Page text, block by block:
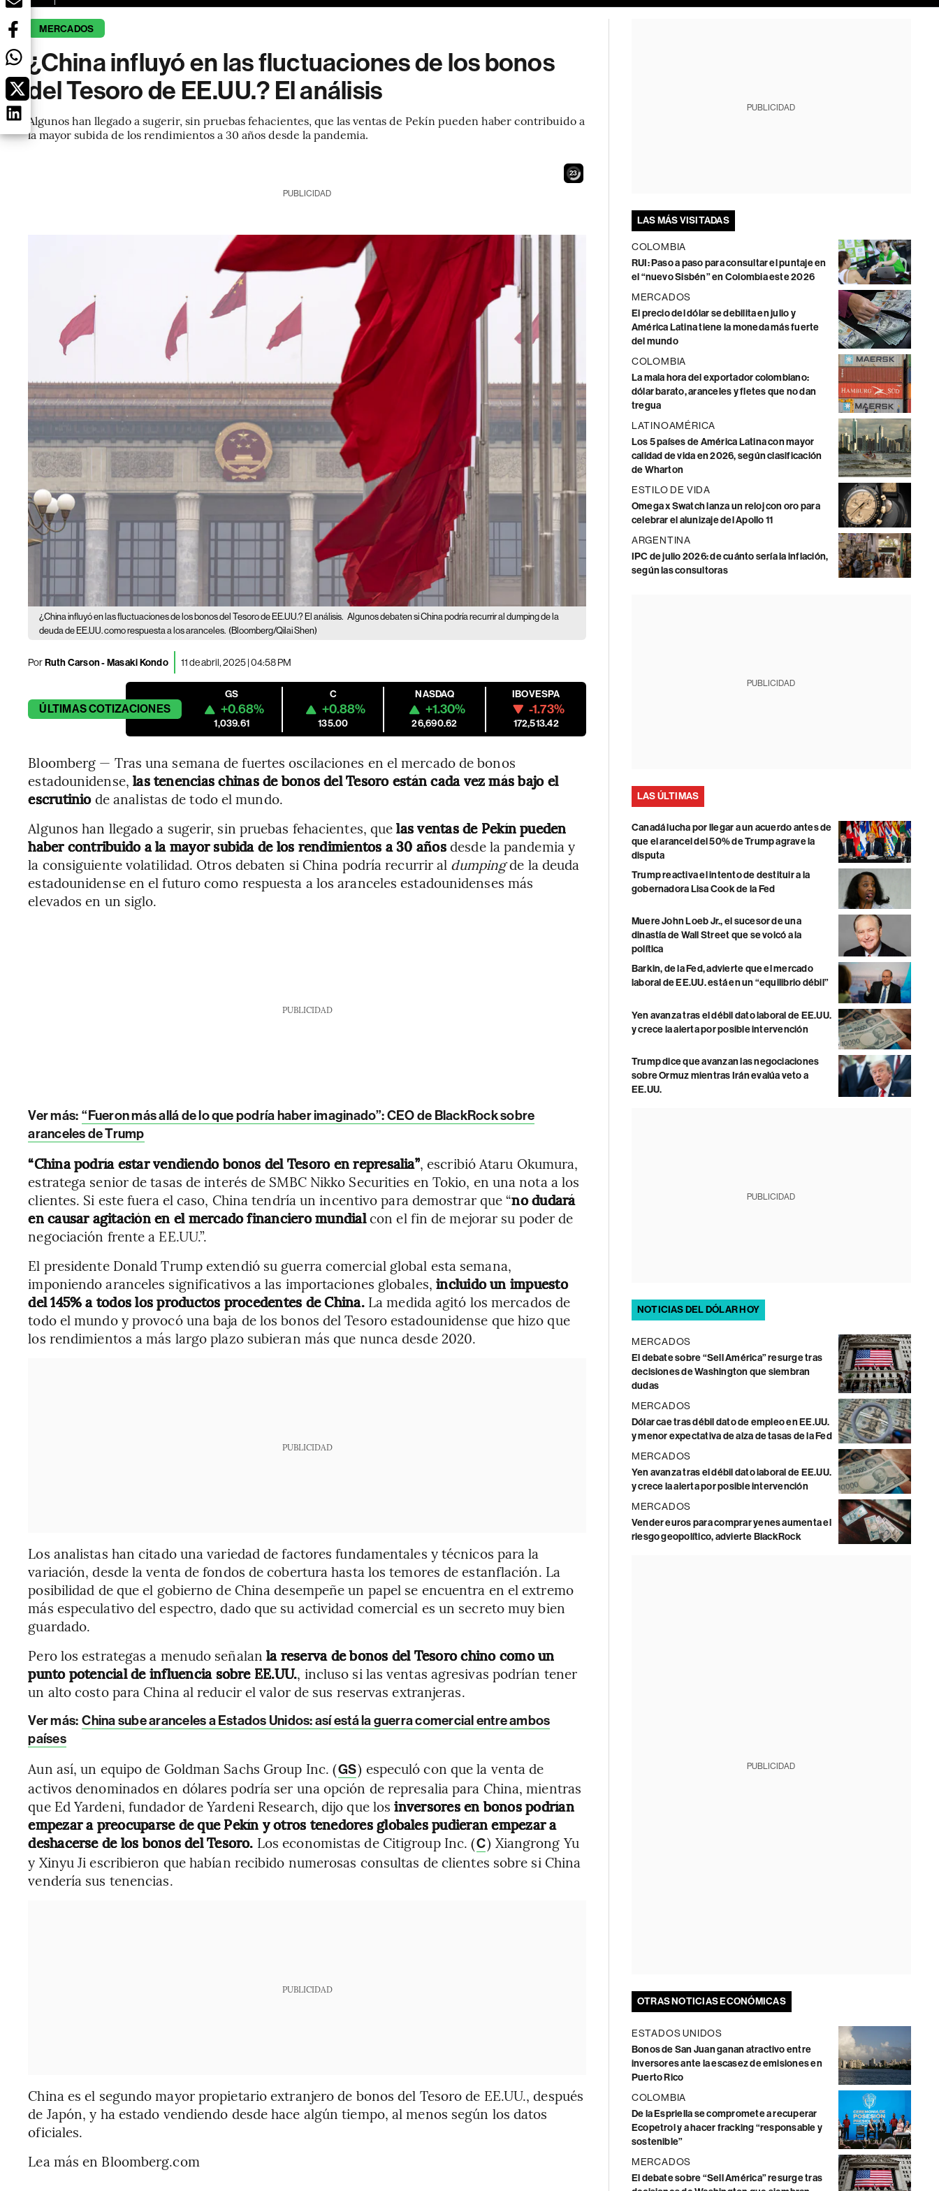
MERCADOS
¿China influyó en las fluctuaciones de los bonos
del Tesoro de EE.UU.? El análisis
Algunos han llegado a sugerir, sin pruebas fehacientes, que las ventas de Pekín pueden haber contribuido a
la mayor subida de los rendimientos a 30 años desde la pandemia.
21
PUBLICIDAD
¿China influyó en las fluctuaciones de los bonos del Tesoro de EE.UU.? El análisis. Algunos debaten si China podría recurrir al dumping de la
deuda de EE.UU. como respuesta a los aranceles. (Bloomberg/Qilai Shen)
PorRuth Carson - Masaki Kondo 11 de abril, 2025 | 04:58 PM
ÚLTIMASCOTIZACIONES
GS
+0.68%
1,039.61
C
+0.88%
135.00
NASDAQ
+1.30%
26,690.62
IBOVESPA
-1.73%
172,513.42
Bloomberg — Tras una semana de fuertes oscilaciones en el mercado de bonos
estadounidense, las tenencias chinas de bonos del Tesoro están cada vez más bajo el
escrutiniode analistas de todo el mundo.
Algunos han llegado a sugerir, sin pruebas fehacientes, quelas ventas de Pekín pueden
haber contribuido a la mayor subida de los rendimientos a 30 añosdesde la pandemia y
la consiguiente volatilidad. Otros debaten si China podría recurrir al dumpingde la deuda
estadounidense en el futuro como respuesta a los aranceles estadounidenses más
elevados en un siglo.
PUBLICIDAD
Ver más: “Fueron más allá de lo que podría haber imaginado”: CEO de BlackRock sobre
aranceles de Trump
“China podría estar vendiendo bonos del Tesoro en represalia”, escribió Ataru Okumura,
estratega senior de tasas de interés de SMBC Nikko Securities en Tokio, en una nota a los
clientes. Si este fuera el caso, China tendría un incentivo para demostrar que “no dudará
en causar agitación en el mercado financiero mundialcon el fin de mejorar su poder de
negociación frente a EE.UU.”.
El presidente Donald Trump extendió su guerra comercial global esta semana,
imponiendo aranceles significativos a las importaciones globales, incluido un impuesto
del 145% a todos los productos procedentes de China. La medida agitó los mercados de
todo el mundo y provocó una baja de los bonos del Tesoro estadounidense que hizo que
los rendimientos a más largo plazo subieran más que nunca desde 2020.
PUBLICIDAD
Los analistas han citado una variedad de factores fundamentales y técnicos para la
variación, desde la venta de fondos de cobertura hasta los temores de estanflación. La
posibilidad de que el gobierno de China desempeñe un papel se encuentra en el extremo
más especulativo del espectro, dado que su actividad comercial es un secreto muy bien
guardado.
Pero los estrategas a menudo señalanla reserva de bonos del Tesoro chino como un
punto potencial de influencia sobre EE.UU., incluso si las ventas agresivas podrían tener
un alto costo para China al reducir el valor de sus reservas extranjeras.
Ver más: China sube aranceles a Estados Unidos: así está la guerra comercial entre ambos
países
Aun así, un equipo de Goldman Sachs Group Inc. (GS) especuló con que la venta de
activos denominados en dólares podría ser una opción de represalia para China, mientras
que Ed Yardeni, fundador de Yardeni Research, dijo que los inversores en bonos podrían
empezar a preocuparse de que Pekín y otros tenedores globales pudieran empezar a
deshacerse de los bonos del Tesoro. Los economistas de Citigroup Inc. (C) Xiangrong Yu
y Xinyu Ji escribieron que habían recibido numerosas consultas de clientes sobre si China
vendería sus tenencias.
PUBLICIDAD
China es el segundo mayor propietario extranjero de bonos del Tesoro de EE.UU., después
de Japón, y ha estado vendiendo desde hace algún tiempo, al menos según los datos
oficiales.
Lea más en Bloomberg.com
PUBLICIDAD
LAS MÁS VISITADAS
COLOMBIA
RUI: Paso a paso para consultar el puntaje en
el “nuevo Sisbén” en Colombia este 2026
MERCADOS
El precio del dólar se debilita en julio y
América Latina tiene la moneda más fuerte
del mundo
COLOMBIA
La mala hora del exportador colombiano:
dólar barato, aranceles y fletes que no dan
tregua
LATINOAMÉRICA
Los 5 países de América Latina con mayor
calidad de vida en 2026, según clasificación
de Wharton
ESTILO DE VIDA
Omega x Swatch lanza un reloj con oro para
celebrar el alunizaje del Apollo 11
ARGENTINA
IPC de julio 2026: de cuánto sería la inflación,
según las consultoras
PUBLICIDAD
LAS ÚLTIMAS
Canadá lucha por llegar a un acuerdo antes de
que el arancel del 50% de Trump agrave la
disputa
Trump reactiva el intento de destituir a la
gobernadora Lisa Cook de la Fed
Muere John Loeb Jr., el sucesor de una
dinastía de Wall Street que se volcó a la
política
Barkin, de la Fed, advierte que el mercado
laboral de EE.UU. está en un “equilibrio débil”
Yen avanza tras el débil dato laboral de EE.UU.
y crece la alerta por posible intervención
Trump dice que avanzan las negociaciones
sobre Ormuz mientras Irán evalúa veto a
EE.UU.
PUBLICIDAD
NOTICIAS DEL DÓLAR HOY
MERCADOS
El debate sobre “Sell América” resurge tras
decisiones de Washington que siembran
dudas
MERCADOS
Dólar cae tras débil dato de empleo en EE.UU.
y menor expectativa de alza de tasas de la Fed
MERCADOS
Yen avanza tras el débil dato laboral de EE.UU.
y crece la alerta por posible intervención
MERCADOS
Vender euros para comprar yenes aumenta el
riesgo geopolítico, advierte BlackRock
PUBLICIDAD
OTRAS NOTICIAS ECONÓMICAS
ESTADOS UNIDOS
Bonos de San Juan ganan atractivo entre
inversores ante la escasez de emisiones en
Puerto Rico
COLOMBIA
De la Espriella se compromete a recuperar
Ecopetrol y a hacer fracking “responsable y
sostenible”
MERCADOS
El debate sobre “Sell América” resurge tras